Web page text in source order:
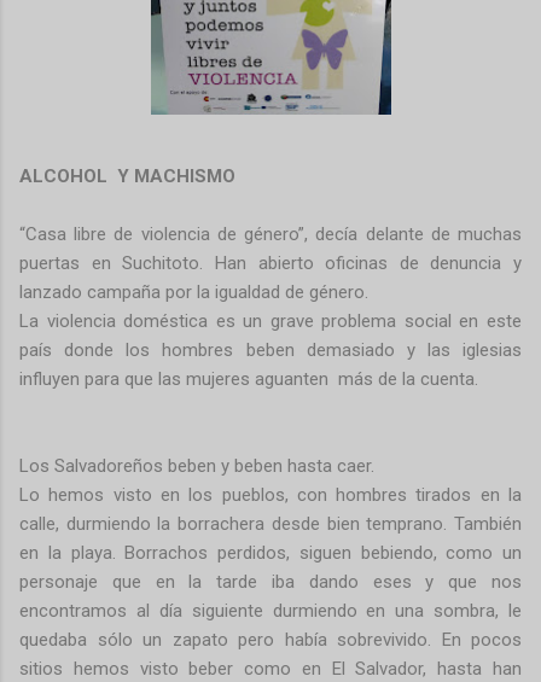
ALCOHOL Y MACHISMO
“Casa libre de violencia de género”, decía delante de muchas
puertas en Suchitoto. Han abierto oficinas de denuncia y
lanzado campaña por la igualdad de género.
La violencia doméstica es un grave problema social en este
país donde los hombres beben demasiado y las iglesias
influyen para que las mujeres aguanten más de la cuenta.
Los Salvadoreños beben y beben hasta caer.
Lo hemos visto en los pueblos, con hombres tirados en la
calle, durmiendo la borrachera desde bien temprano. También
en la playa. Borrachos perdidos, siguen bebiendo, como un
personaje que en la tarde iba dando eses y que nos
encontramos al día siguiente durmiendo en una sombra, le
quedaba sólo un zapato pero había sobrevivido. En pocos
sitios hemos visto beber como en El Salvador, hasta han